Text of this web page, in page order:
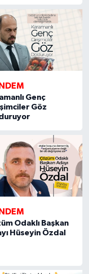
Genç
Göz
Odaklı Başkan
Hüseyin Özdal